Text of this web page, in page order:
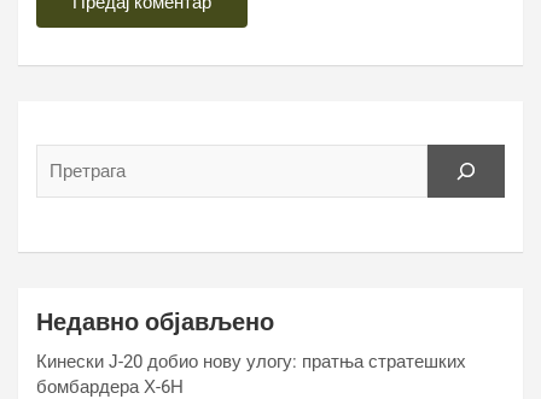
Недавно објављено
Кинески Ј-20 добио нову улогу: пратња стратешких
бомбардера Х-6Н